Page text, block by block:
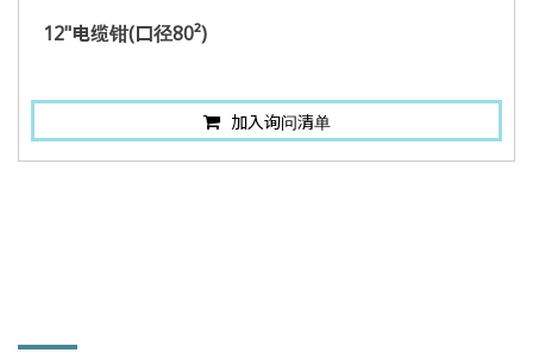
12"电缆钳(口径80²)
加入询问清单